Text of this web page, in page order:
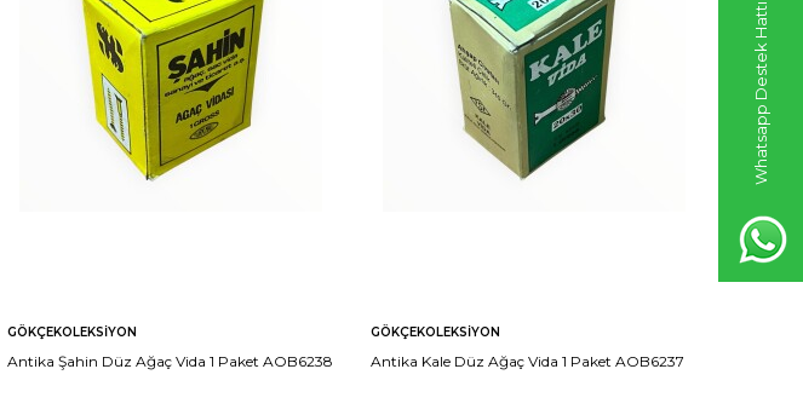
Whatsapp Destek Hattı
GÖKÇEKOLEKSIYON
Antika Şahin Düz Ağaç Vida 1 Paket AOB6238
GÖKÇEKOLEKSIYON
Antika Kale Düz Ağaç Vida 1 Paket AOB6237